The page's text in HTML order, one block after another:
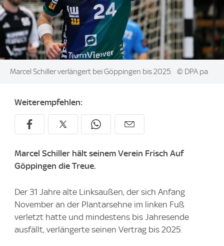
Image:
Marcel Schiller verlängert bei Göppingen bis 2025. © DPA pa
Weiterempfehlen:
Marcel Schiller hält seinem Verein Frisch Auf
Göppingen die Treue.
Der 31 Jahre alte Linksaußen, der sich Anfang
November an der Plantarsehne im linken Fuß
verletzt hatte und mindestens bis Jahresende
ausfällt, verlängerte seinen Vertrag bis 2025.